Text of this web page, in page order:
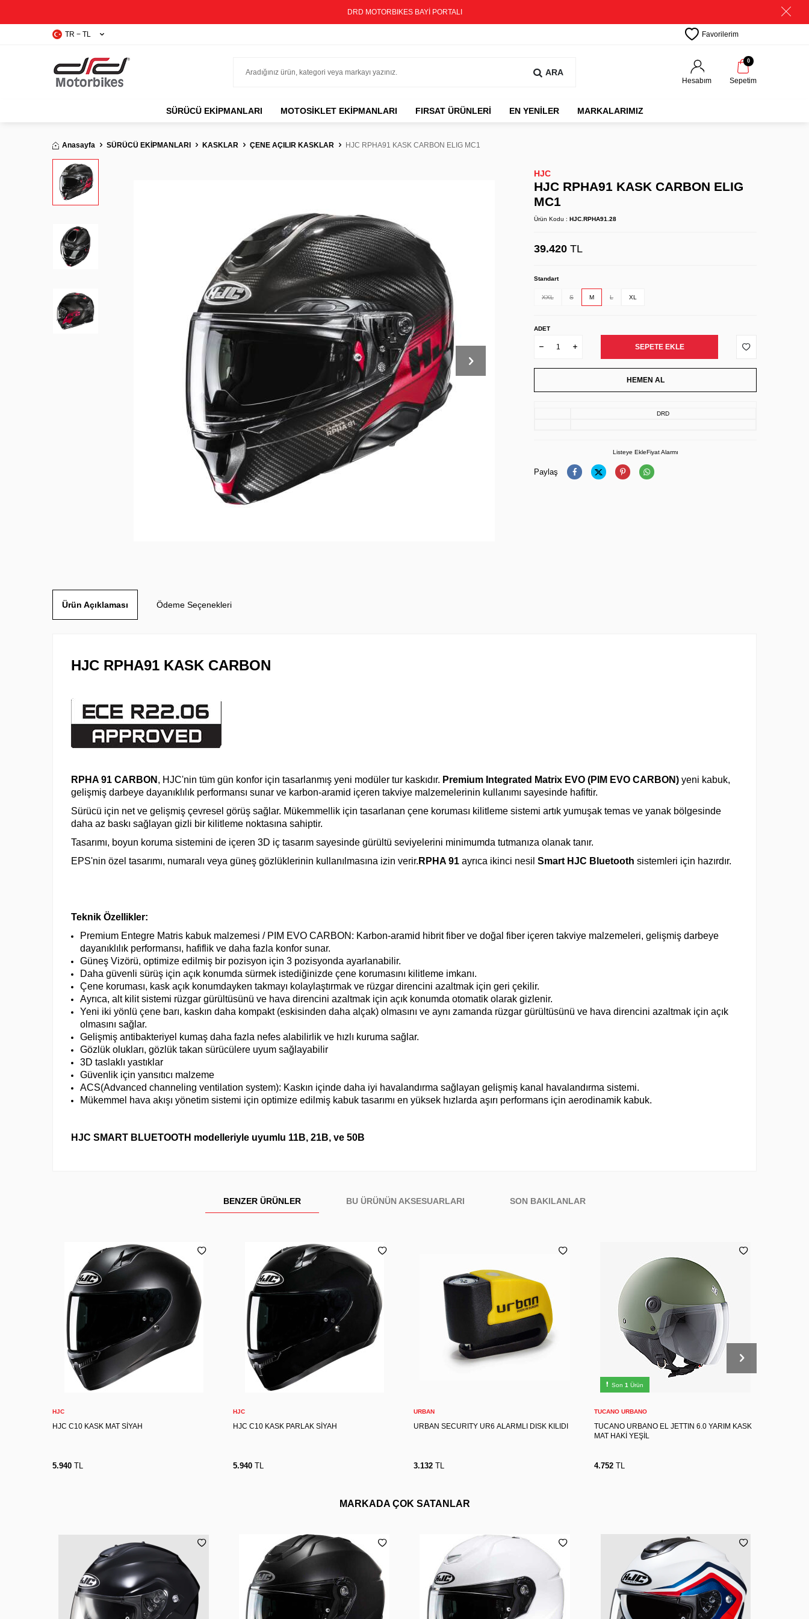
DRD MOTORBIKES BAYİ PORTALI
TR − TL Favorilerim
ARA
Hesabım
0
Sepetim
SÜRÜCÜ EKIPMANLARI MOTOSIKLET EKIPMANLARI FIRSAT ÜRÜNLERİ EN YENİLER MARKALARIMIZ
Anasayfa SÜRÜCÜ EKİPMANLARI KASKLAR ÇENE AÇILIR KASKLAR HJC RPHA91 KASK CARBON ELIG MC1
HJC
HJC RPHA91 KASK CARBON ELIG
MC1
Ürün Kodu : HJC.RPHA91.28
39.420 TL
Standart
XXL S M L XL
ADET
SEPETE EKLE
HEMEN AL
DRD
Listeye EkleFiyat Alarmı
Paylaş
Ürün Açıklaması Ödeme Seçenekleri
HJC RPHA91 KASK CARBON
RPHA 91 CARBON , HJC'nin tüm gün konfor için tasarlanmış yeni modüler tur kaskıdır. Premium Integrated Matrix EVO (PIM EVO CARBON) yeni kabuk,
gelişmiş darbeye dayanıklılık performansı sunar ve karbon-aramid içeren takviye malzemelerinin kullanımı sayesinde hafiftir.
Sürücü için net ve gelişmiş çevresel görüş sağlar. Mükemmellik için tasarlanan çene koruması kilitleme sistemi artık yumuşak temas ve yanak bölgesinde
daha az baskı sağlayan gizli bir kilitleme noktasına sahiptir.
Tasarımı, boyun koruma sistemini de içeren 3D iç tasarım sayesinde gürültü seviyelerini minimumda tutmanıza olanak tanır.
EPS'nin özel tasarımı, numaralı veya güneş gözlüklerinin kullanılmasına izin verir. RPHA 91 ayrıca ikinci nesil Smart HJC Bluetooth sistemleri için hazırdır.
Teknik Özellikler:
Premium Entegre Matris kabuk malzemesi / PIM EVO CARBON: Karbon-aramid hibrit fiber ve doğal fiber içeren takviye malzemeleri, gelişmiş darbeye
dayanıklılık performansı, hafiflik ve daha fazla konfor sunar.
Güneş Vizörü, optimize edilmiş bir pozisyon için 3 pozisyonda ayarlanabilir.
Daha güvenli sürüş için açık konumda sürmek istediğinizde çene korumasını kilitleme imkanı.
Çene koruması, kask açık konumdayken takmayı kolaylaştırmak ve rüzgar direncini azaltmak için geri çekilir.
Ayrıca, alt kilit sistemi rüzgar gürültüsünü ve hava direncini azaltmak için açık konumda otomatik olarak gizlenir.
Yeni iki yönlü çene barı, kaskın daha kompakt (eskisinden daha alçak) olmasını ve aynı zamanda rüzgar gürültüsünü ve hava direncini azaltmak için açık
olmasını sağlar.
Gelişmiş antibakteriyel kumaş daha fazla nefes alabilirlik ve hızlı kuruma sağlar.
Gözlük olukları, gözlük takan sürücülere uyum sağlayabilir
3D taslaklı yastıklar
Güvenlik için yansıtıcı malzeme
ACS(Advanced channeling ventilation system): Kaskın içinde daha iyi havalandırma sağlayan gelişmiş kanal havalandırma sistemi.
Mükemmel hava akışı yönetim sistemi için optimize edilmiş kabuk tasarımı en yüksek hızlarda aşırı performans için aerodinamik kabuk.
HJC SMART BLUETOOTH modelleriyle uyumlu 11B, 21B, ve 50B
BENZER ÜRÜNLER BU ÜRÜNÜN AKSESUARLARI SON BAKILANLAR
XS S 2XL
HJC
HJC C10 KASK MAT SİYAH
5.940 TL
S
HJC
HJC C10 KASK PARLAK SİYAH
5.940 TL
URBAN
URBAN SECURITY UR6 ALARMLI DISK KILIDI
3.132 TL
Son 1 Ürün
XXL XS
Sepete Ekle
TUCANO URBANO
TUCANO URBANO EL JETTIN 6.0 YARIM KASK
MAT HAKİ YEŞİL
4.752 TL
MARKADA ÇOK SATANLAR